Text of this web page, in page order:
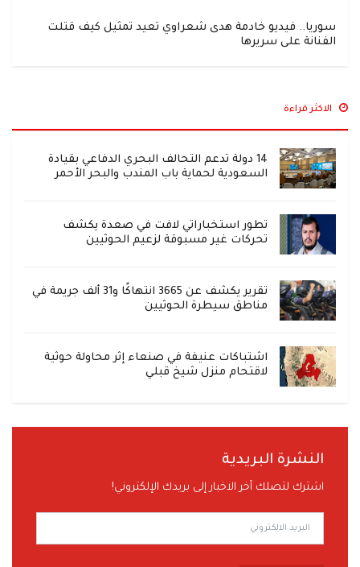
سوريا.. فيديو خادمة هدى شعراوي تعيد تمثيل كيف قتلت
الفنانة على سريرها
الاكثر قراءة
14 دولة تدعم التحالف البحري الدفاعي بقيادة
السعودية لحماية باب المندب والبحر الأحمر
تطور استخباراتي لافت في صعدة يكشف
تحركات غير مسبوقة لزعيم الحوثيين
تقرير يكشف عن 3665 انتهاكًا و31 ألف جريمة في
مناطق سيطرة الحوثيين
اشتباكات عنيفة في صنعاء إثر محاولة حوثية
لاقتحام منزل شيخ قبلي
النشرة البريدية
اشترك لتصلك آخر الاخبار إلى بريدك الإلكتروني!